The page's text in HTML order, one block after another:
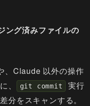
グ済みファイルの
、Claude 以外の操作
、
git commit
実行
分をスキャンする。